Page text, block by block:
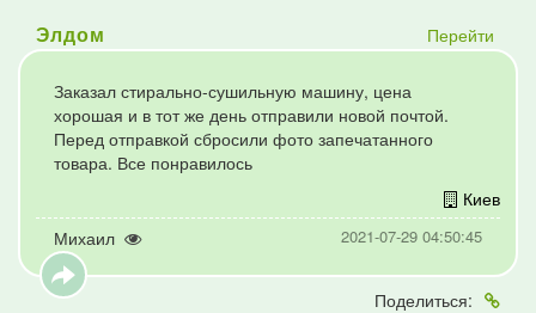
Элдом Перейти
Заказал стирально-сушильную машину, цена
хорошая и в тот же день отправили новой почтой.
Перед отправкой сбросили фото запечатанного
товара. Все понравилось
Киев
Михаил
2021-07-29 04:50:45
Поделиться: